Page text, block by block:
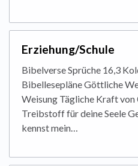
Erziehung/Schule
Bibelverse Sprüche 16,3
Bibellesepläne Göttliche
Weisung Tägliche Kraft von
Treibstoff für deine Seele
kennst mein…